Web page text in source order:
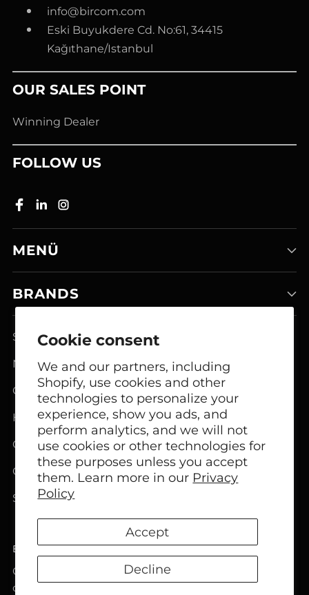
Cookie consent
We and our partners, including
Shopify, use cookies and other
technologies to personalize your
experience, show you ads, and
perform analytics, and we will not
use cookies or other technologies for
these purposes unless you accept
them. Learn more in our Privacy
Policy
Accept
Decline
info@bircom.com
Eski Buyukdere Cd. No:61, 34415
Kağıthane/Istanbul
OUR SALES POINT
Winning Dealer
FOLLOW US
MENÜ
BRANDS
Smart Home Systems
Network Modem Products
GSM FCT Terminals
Headphones
Office Headphones
Call Center Headsets
Speakers
Language
English
Copyright © 2026, Bircom. All rights reserved. See
our terms of use and privacy notice.